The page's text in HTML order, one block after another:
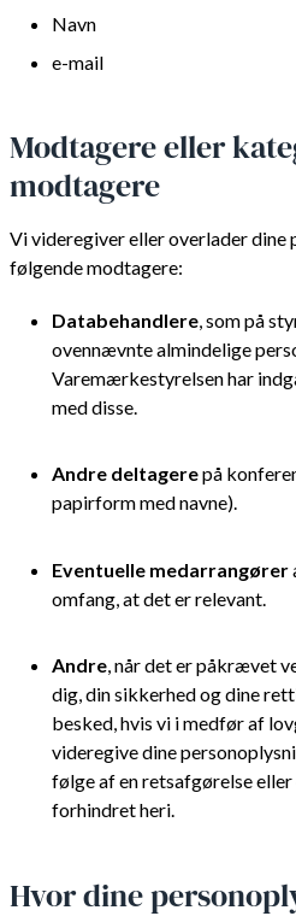
Navn
e-mail
Modtagere eller
modtagere
Vi videregiver eller overlader dine
følgende modtagere:
Databehandlere, som på
ovennævnte almindelige
Varemærkestyrelsen har
med disse.
Andre deltagerepå
papirform med navne).
Eventuelle medarrangører
omfang, at det er relevant.
Andre, når det er påkrævet
dig, din sikkerhed og dine
besked, hvis vi i medfør af
videregive dine
følge af en retsafgørelse
forhindret heri.
Hvor dine